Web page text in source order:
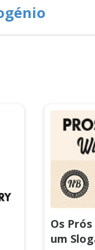
Os
um